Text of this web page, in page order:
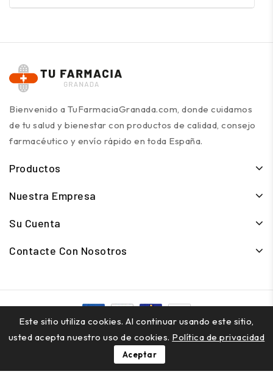
Bienvenido a TuFarmaciaGranada.com, donde cuidamos
de tu salud y bienestar con productos de calidad, consejo
farmacéutico y envío rápido en toda España.
Productos
Nuestra Empresa
Su Cuenta
Contacte Con Nosotros
Este sitio utiliza cookies. Al continuar usando este sitio,
usted acepta nuestro uso de cookies. Política de privacidad
Aceptar
© 2026 - TuFarmaciaGranada.com - Todos los derechos
reservados